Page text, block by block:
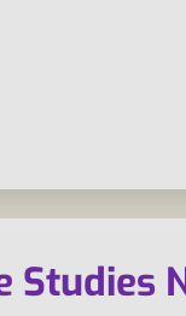
Studies